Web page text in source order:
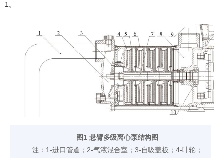
1 。
图1 悬臂多级离心泵结构图
注： 1-进口管道；2-气液混合室；3-自吸盖板；4-叶轮；